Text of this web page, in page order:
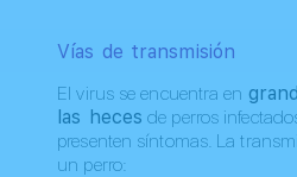
Vías de transmisión
El virus se encuentra en
las heces de perros
presenten síntomas. La
un perro: